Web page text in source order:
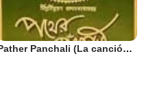
Pather Panchali (La canción del camino)